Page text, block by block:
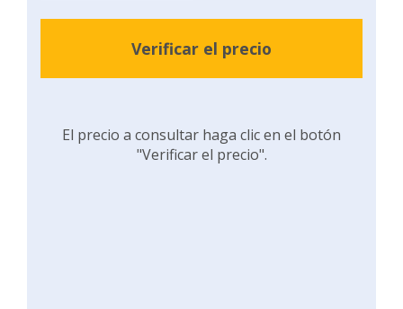
Verificar el precio
El precio a consultar haga clic en el botón
"Verificar el precio".